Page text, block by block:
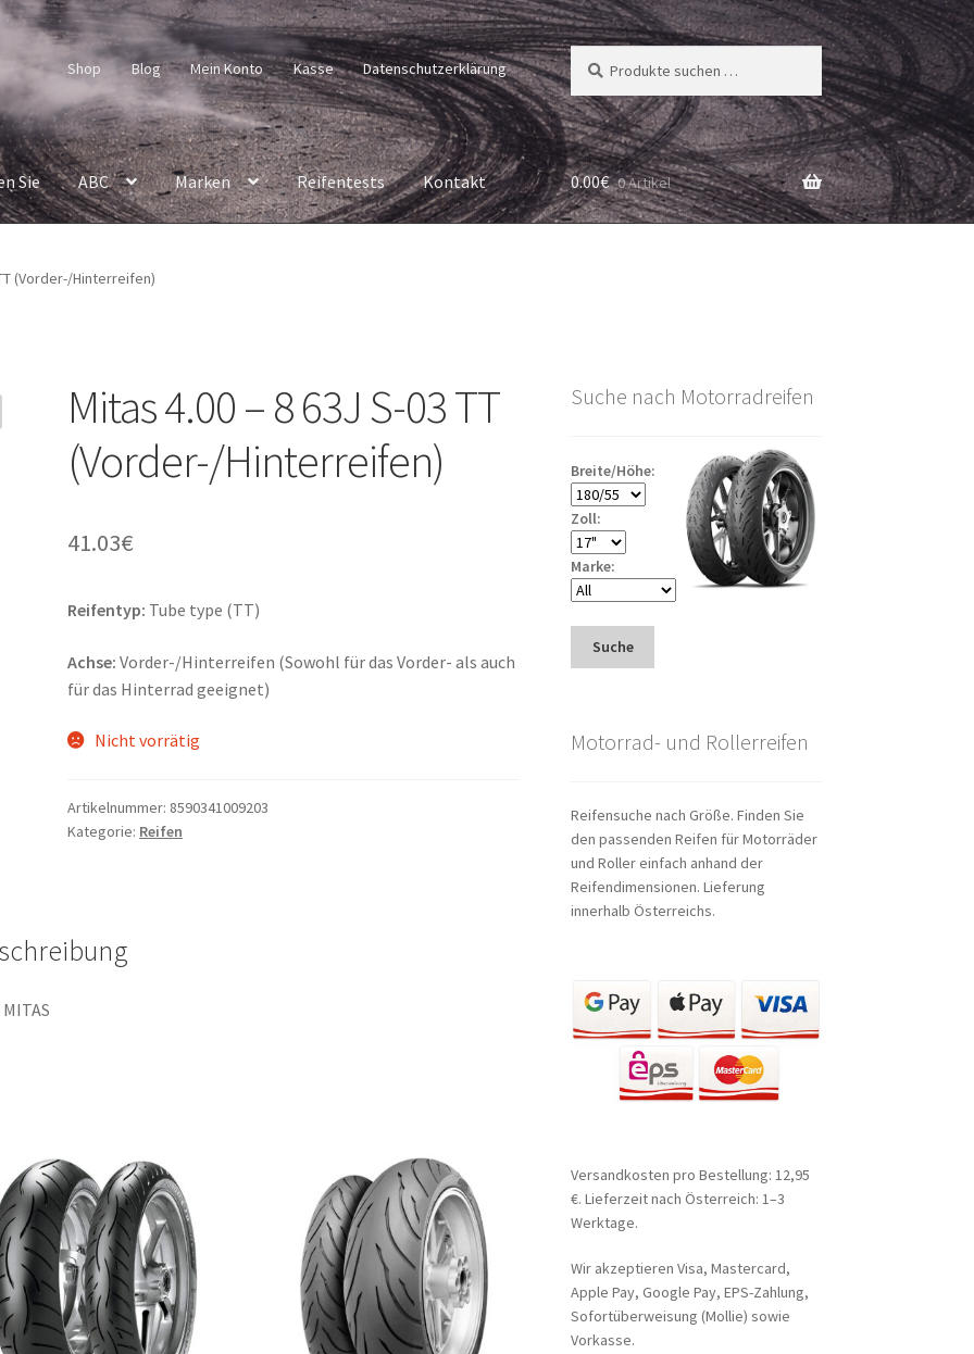
Shop Blog Mein Konto Kasse Datenschutzerklärung
Suchen
nach:
Suchen
Sie ABC Marken Reifentests Kontakt 0.00€ 0 Artikel
(Vorder-/Hinterreifen)
Mitas 4.00 – 8 63J S-03 TT
(Vorder-/Hinterreifen)
41.03€
Reifentyp: Tube type (TT)
Achse: Vorder-/Hinterreifen (Sowohl für das Vorder- als auch
für das Hinterrad geeignet)
Nicht vorrätig
Artikelnummer: 8590341009203
Kategorie: Reifen
Suche nach Motorradreifen
Breite/Höhe:
Zoll:
Marke:
Suche
Motorrad- und Rollerreifen
Reifensuche nach Größe. Finden Sie
den passenden Reifen für Motorräder
und Roller einfach anhand der
Reifendimensionen. Lieferung
innerhalb Österreichs.
Versandkosten pro Bestellung: 12,95
€. Lieferzeit nach Österreich: 1–3
Werktage.
Wir akzeptieren Visa, Mastercard,
Apple Pay, Google Pay, EPS-Zahlung,
Sofortüberweisung (Mollie) sowie
Vorkasse.